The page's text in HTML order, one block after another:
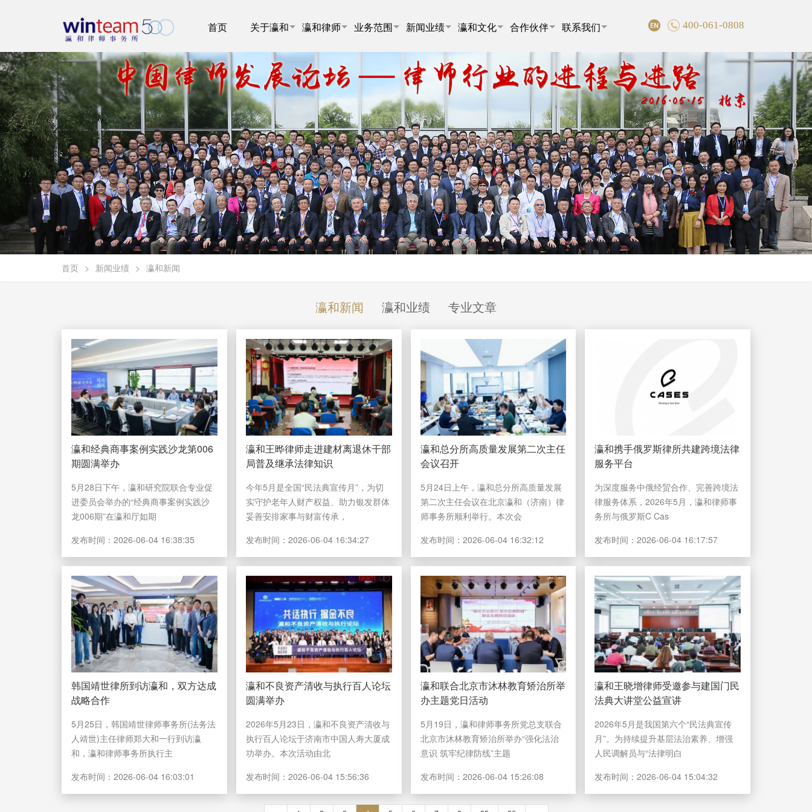
首页 关于瀛和 瀛和律师 业务范围 新闻业绩 瀛和文化 合作伙伴 联系我们 400-061-0808
首页 > 新闻业绩 > 瀛和新闻
瀛和新闻 瀛和业绩 专业文章
瀛和经典商事案例实践沙龙第006
期圆满举办
5月28日下午，瀛和研究院联合专业促
进委员会举办的“经典商事案例实践沙
龙006期”在瀛和厅如期
发布时间： 2026-06-04 16:38:35
瀛和王晔律师走进建材离退休干部
局普及继承法律知识
今年5月是全国“民法典宣传月”，为切
实守护老年人财产权益、助力银发群体
妥善安排家事与财富传承，
发布时间： 2026-06-04 16:34:27
瀛和总分所高质量发展第二次主任
会议召开
5月24日上午，瀛和总分所高质量发展
第二次主任会议在北京瀛和（济南）律
师事务所顺利举行。本次会
发布时间： 2026-06-04 16:32:12
瀛和携手俄罗斯律所共建跨境法律
服务平台
为深度服务中俄经贸合作、完善跨境法
律服务体系，2026年5月，瀛和律师事
务所与俄罗斯C Cas
发布时间：2026-06-04 16:17:57
韩国靖世律所到访瀛和，双方达成
战略合作
5月25日，韩国靖世律师事务所(法务法
人靖世)主任律师郑大和一行到访瀛
和，瀛和律师事务所执行主
发布时间： 2026-06-04 16:03:01
瀛和不良资产清收与执行百人论坛
圆满举办
2026年5月23日，瀛和不良资产清收与
执行百人论坛于济南市中国人寿大厦成
功举办。本次活动由北
发布时间： 2026-06-04 15:56:36
瀛和联合北京市沐林教育矫治所举
办主题党日活动
5月19日，瀛和律师事务所党总支联合
北京市沐林教育矫治所举办“强化法治
意识 筑牢纪律防线”主题
发布时间： 2026-06-04 15:26:08
瀛和王晓增律师受邀参与建国门民
法典大讲堂公益宣讲
2026年5月是我国第六个“民法典宣传
月”。为持续提升基层法治素养、增强
人民调解员与“法律明白
发布时间：2026-06-04 15:04:32